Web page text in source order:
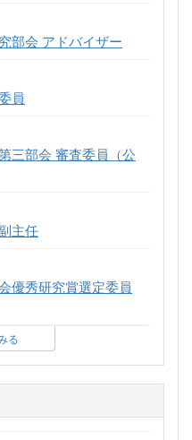
部会 アドバイザー
員
三部会 審査委員（公
主任
優秀研究賞選定委員
る